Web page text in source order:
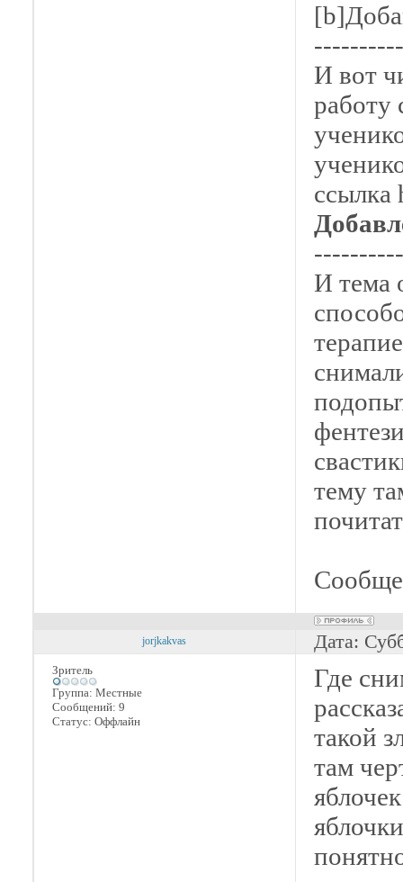
И вот
работу
ссылка
И тема
тему
jorjkakvas Дата:
Зритель
Группа: Местные
Сообщений: 9
Статус: Оффлайн
Где
такой
там